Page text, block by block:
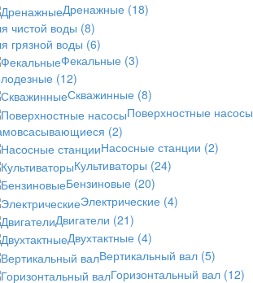
Дренажные (18)
чистой воды (8)
грязной воды (6)
Фекальные (3)
(12)
Скважинные (8)
Поверхностные насосы
(2)
Насосные станции (2)
Культиваторы (24)
Бензиновые (20)
Электрические (4)
Двигатели (21)
Двухтактные (4)
Вертикальный вал (5)
Горизонтальный вал (12)